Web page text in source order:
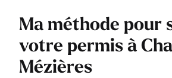
Ma méthode pour
votre permis à
Mézières